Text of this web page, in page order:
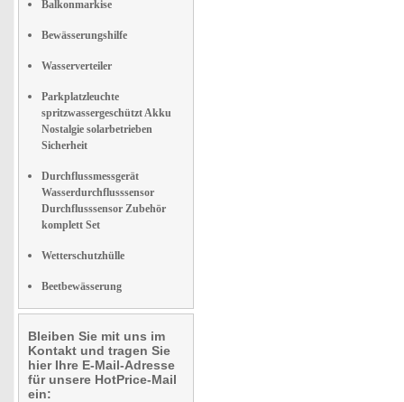
Balkonmarkise
Bewässerungshilfe
Wasserverteiler
Parkplatzleuchte
spritzwassergeschützt Akku
Nostalgie solarbetrieben
Sicherheit
Durchflussmessgerät
Wasserdurchflusssensor
Durchflusssensor Zubehör
komplett Set
Wetterschutzhülle
Beetbewässerung
Bleiben Sie mit uns im
Kontakt und tragen Sie
hier Ihre E-Mail-Adresse
für unsere HotPrice-Mail
ein: